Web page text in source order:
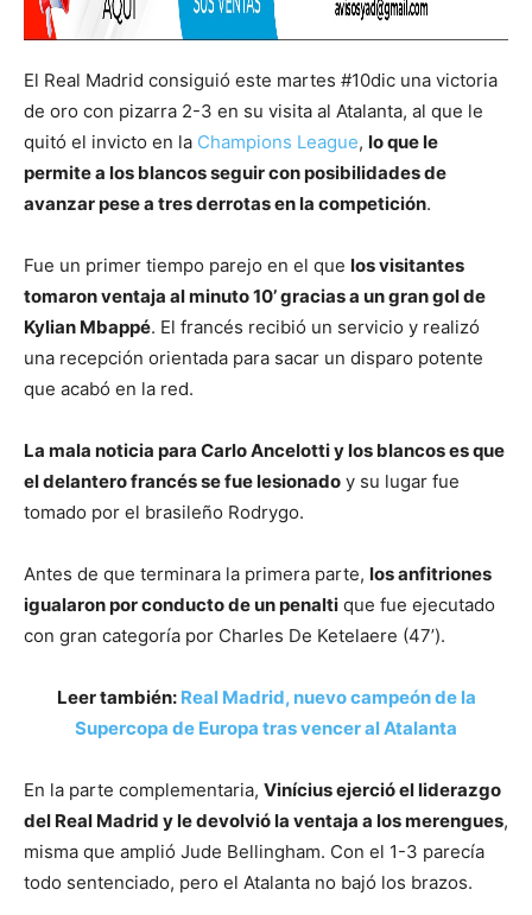
El Real Madrid consiguió este martes #10dic una victoria
de oro con pizarra 2-3 en su visita al Atalanta, al que le
quitó el invicto en la Champions League, lo que le
permite a los blancos seguir con posibilidades de
avanzar pese a tres derrotas en la competición.
Fue un primer tiempo parejo en el que los visitantes
tomaron ventaja al minuto 10’ gracias a un gran gol de
Kylian Mbappé. El francés recibió un servicio y realizó
una recepción orientada para sacar un disparo potente
que acabó en la red.
La mala noticia para Carlo Ancelotti y los blancos es que
el delantero francés se fue lesionado y su lugar fue
tomado por el brasileño Rodrygo.
Antes de que terminara la primera parte, los anfitriones
igualaron por conducto de un penalti que fue ejecutado
con gran categoría por Charles De Ketelaere (47’).
Leer también: Real Madrid, nuevo campeón de la
Supercopa de Europa tras vencer al Atalanta
En la parte complementaria, Vinícius ejerció el liderazgo
del Real Madrid y le devolvió la ventaja a los merengues,
misma que amplió Jude Bellingham. Con el 1-3 parecía
todo sentenciado, pero el Atalanta no bajó los brazos.